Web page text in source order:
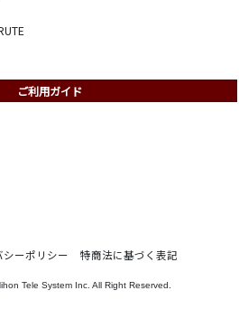
ご利用ガイド
シーポリシー 特商法に基づく表記
Tele System Inc. All Right Reserved.